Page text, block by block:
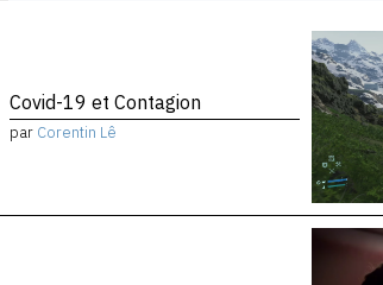
Covid-19 et Contagion
par Corentin Lê